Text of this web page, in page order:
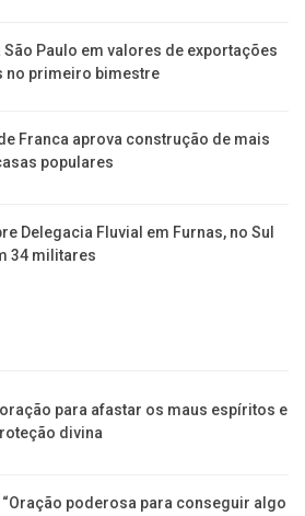
São Paulo em valores de exportações
no primeiro bimestre
Franca aprova construção de mais
populares
Delegacia Fluvial em Furnas, no Sul
34 militares
para afastar os maus espíritos e
divina
“Oração poderosa para conseguir algo